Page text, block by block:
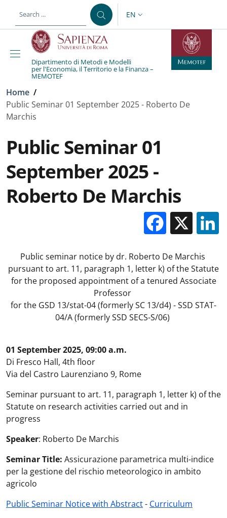
LANGUAGE SWITCHER:
EN
Dipartimento di Metodi e Modelli
per l'Economia, il Territorio e la Finanza –
MEMOTEF
Breadcrumb
Home /
Public Seminar 01 September 2025 - Roberto De
Marchis
Public Seminar 01
September 2025 -
Roberto De Marchis
X
Public seminar notice bydr. Roberto De Marchis
pursuant to art. 11, paragraph 1, letter k) of the Statute
forthe proposed appointment of a tenured Associate
Professor
for the GSD 13/stat-04 (formerly SC 13/d4) - SSD STAT-
04/A (formerly SSD SECS-S/06)
01 September 2025, 09:00 a.m.
Di Fresco Hall, 4th floor
Via del Castro Laurenziano 9, Rome
Seminar pursuant to art. 11, paragraph 1, letter k) of the
Statute on research activities carried out and in
progress
Speaker: Roberto De Marchis
Seminar Title: Assicurazione parametrica multi-indice
per la gestione del rischio meteorologico in ambito
agricolo
Public Seminar Notice with Abstract- Curriculum